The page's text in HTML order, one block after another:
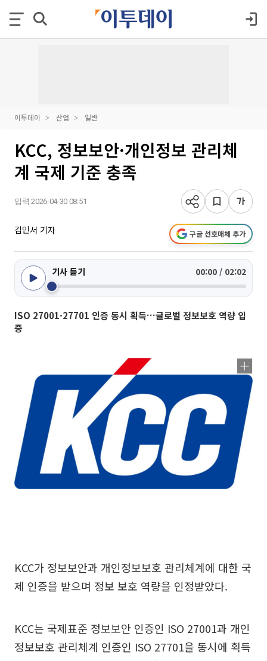
이투데이 산업 일반
KCC, 정보보안·개인정보 관리체
계 국제 기준 충족
입력 2026-04-30 08:51
김민서 기자 구글 선호매체 추가
기사 듣기 00:00 / 02:02
ISO 27001·27701 인증 동시 획득…글로벌 정보보호 역량 입
증
KCC가 정보보안과 개인정보보호 관리체계에 대한 국
제 인증을 받으며 정보 보호 역량을 인정받았다.
KCC는 국제표준 정보보안 인증인 ISO 27001과 개인
정보보호 관리체계 인증인 ISO 27701을 동시에 획득